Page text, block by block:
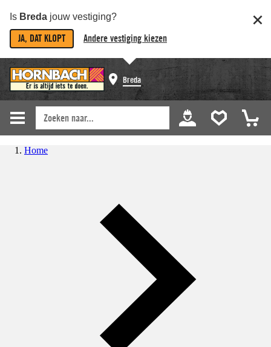
Is Breda jouw vestiging?
JA, DAT KLOPT Andere vestiging kiezen
Breda
Home